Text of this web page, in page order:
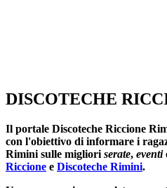
DISCOTECHE
Il portale Discoteche Riccione
con l'obiettivo di informare i
Rimini sulle migliori serate, eventi
Riccione e Discoteche Rimini.